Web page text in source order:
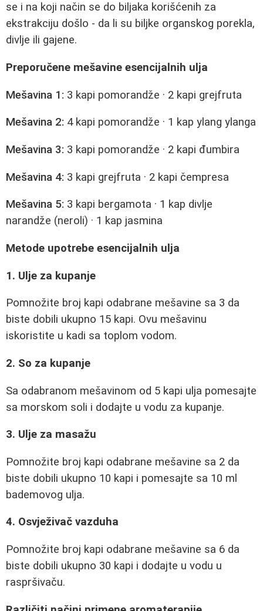
se i na koji način se do biljaka korišćenih za
ekstrakciju došlo - da li su biljke organskog porekla,
divlje ili gajene.
Preporučene mešavine esencijalnih ulja
Mešavina 1: 3 kapi pomorandže · 2 kapi grejfruta
Mešavina 2: 4 kapi pomorandže · 1 kap ylang ylanga
Mešavina 3: 3 kapi pomorandže · 2 kapi đumbira
Mešavina 4: 3 kapi grejfruta · 2 kapi čempresa
Mešavina 5: 3 kapi bergamota · 1 kap divlje
narandže (neroli) · 1 kap jasmina
Metode upotrebe esencijalnih ulja
1. Ulje za kupanje
Pomnožite broj kapi odabrane mešavine sa 3 da
biste dobili ukupno 15 kapi. Ovu mešavinu
iskoristite u kadi sa toplom vodom.
2. So za kupanje
Sa odabranom mešavinom od 5 kapi ulja pomesajte
sa morskom soli i dodajte u vodu za kupanje.
3. Ulje za masažu
Pomnožite broj kapi odabrane mešavine sa 2 da
biste dobili ukupno 10 kapi i pomesajte sa 10 ml
bademovog ulja.
4. Osvježivač vazduha
Pomnožite broj kapi odabrane mešavine sa 6 da
biste dobili ukupno 30 kapi i dodajte u vodu u
raspršivaču.